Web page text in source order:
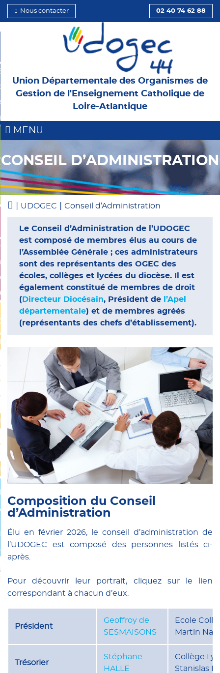
Nous contacter 02 40 74 62 88
Union Départementale des Organismes de
Gestion de l'Enseignement Catholique de
Loire-Atlantique
MENU
et l’Institution
et cotisations
– Paie
personnel
service Social
légales
public
privés
dons
CONSEIL D’ADMINISTRATION
UDOGEC Conseil d’Administration
Le Conseil d’Administration de l’UDOGEC
est composé de membres élus au cours de
l’Assemblée Générale ; ces administrateurs
sont des représentants des OGEC des
écoles, collèges et lycées du diocèse. Il est
également constitué de membres de droit
( Directeur Diocésain, Président de
l’Apel
départementale) et de membres agréés
(représentants des chefs d’établissement).
Composition du Conseil
d’Administration
Élu en février 2026, le conseil d’administration de
l’UDOGEC est composé des personnes listés ci-
après.
Pour découvrir leur portrait, cliquez sur le lien
correspondant à chacun d’eux.
Président
Geoffroy de
SESMAISONS
Ecole
Martin
Trésorier
Stéphane
HALLE
Collège
Stanislas